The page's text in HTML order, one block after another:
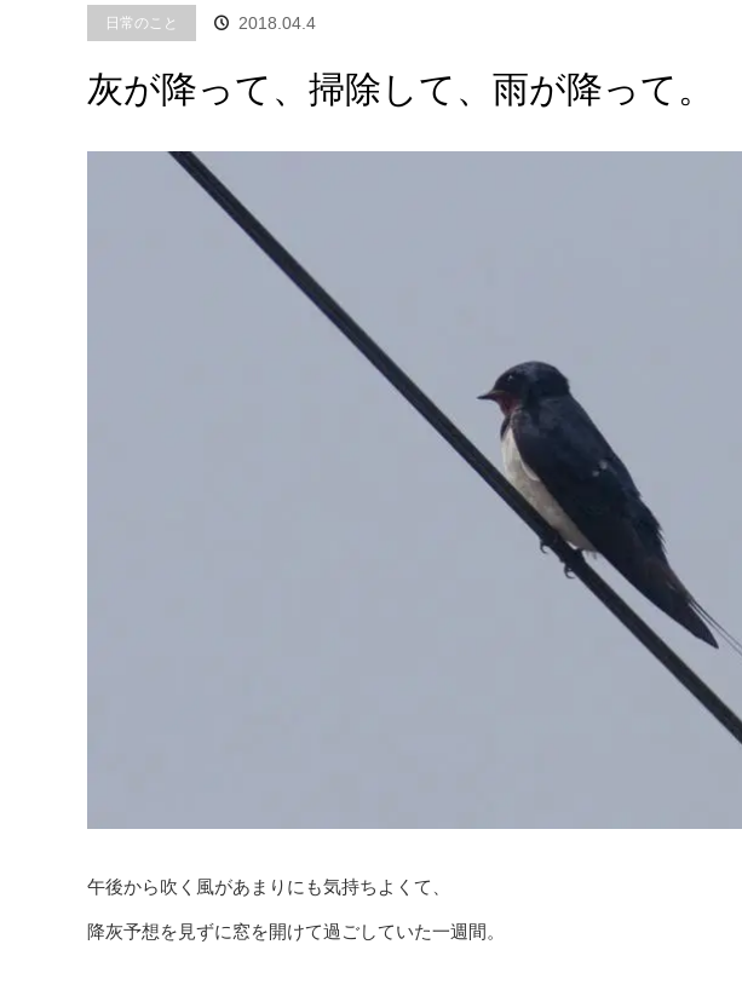
日常のこと 2018.04.4
灰が降って、掃除して、雨が降って。
午後から吹く風があまりにも気持ちよくて、
降灰予想を見ずに窓を開けて過ごしていた一週間。